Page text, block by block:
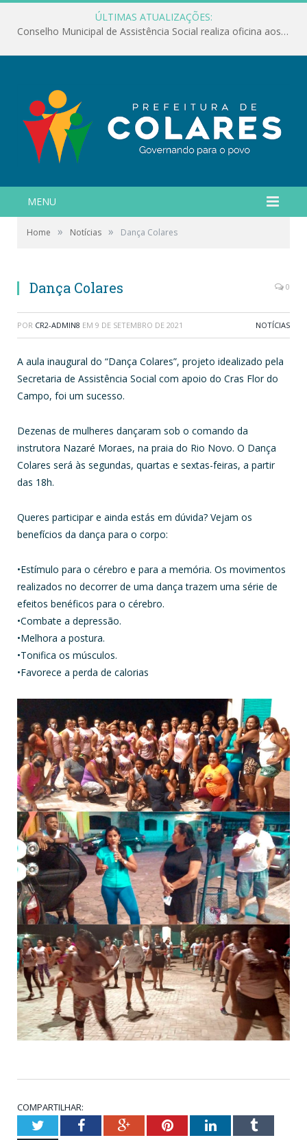
ÚLTIMAS ATUALIZAÇÕES:
Conselho Municipal de Assistência Social realiza oficina aos servidores
MENU
Home » Notícias » Dança Colares
Dança Colares 0
POR CR2-ADMIN8 EM 9 DE SETEMBRO DE 2021 NOTÍCIAS
A aula inaugural do “Dança Colares”, projeto idealizado pela
Secretaria de Assistência Social com apoio do Cras Flor do
Campo, foi um sucesso.
Dezenas de mulheres dançaram sob o comando da
instrutora Nazaré Moraes, na praia do Rio Novo. O Dança
Colares será às segundas, quartas e sextas-feiras, a partir
das 18h.
Queres participar e ainda estás em dúvida? Vejam os
benefícios da dança para o corpo:
•Estímulo para o cérebro e para a memória. Os movimentos
realizados no decorrer de uma dança trazem uma série de
efeitos benéficos para o cérebro.
•Combate a depressão.
•Melhora a postura.
•Tonifica os músculos.
•Favorece a perda de calorias
COMPARTILHAR:
TwitterFacebookGoogle+PinterestLinkedInTumblr